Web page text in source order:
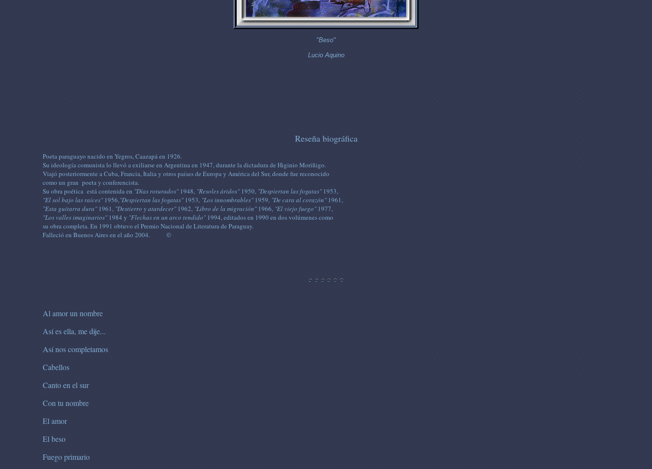
"Beso"
Lucio Aquino
Reseña biográfica
Poeta paraguayo nacido en Yegros, Caazapá en 1926.
Su ideología comunista lo llevó a exiliarse en Argentina en 1947, durante la dictadura de Higinio Moríñigo.
Viajó posteriormente a Cuba, Francia, Italia y otros países de Europa y América del Sur, donde fue reconocido
como un gran poeta y conferencista.
Su obra poética está contenida en "Días roturados"1948, "Resoles áridos"1950, "Despiertan las fogatas"1953,
"El sol bajo las raíces" 1956,"Despiertan las fogatas"1953, "Los innombrables"1959, "De cara al corazón"1961,
"Esta guitarra dura"1961, "Destierro y atardecer"1962, "Libro de la migración"1966, "El viejo fuego"1977,
"Los valles imaginarios"1984 y "Flechas en un arco tendido"1994, editados en 1990 en dos volúmenes como
su obra completa. En 1991 obtuvo el Premio Nacional de Literatura de Paraguay.
Falleció en Buenos Aires en el año 2004. ©
Al amor un nombre
Así es ella, me dije...
Así nos completamos
Cabellos
Canto en el sur
Con tu nombre
El amor
El beso
Fuego primario